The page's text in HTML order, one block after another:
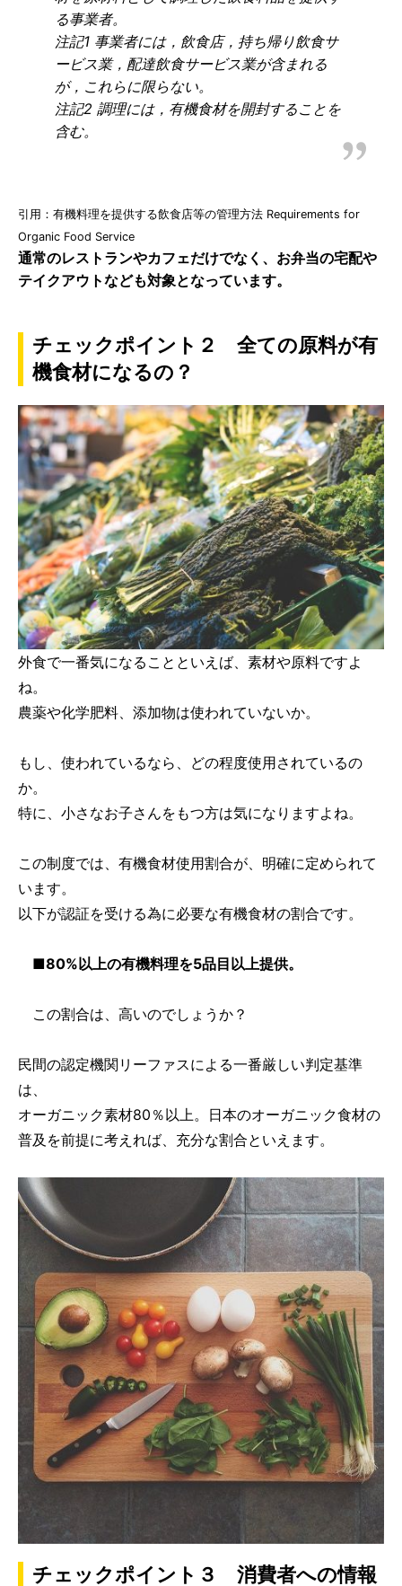
る事業者。
注記1 事業者には，飲食店，持ち帰り飲食サ
ービス業，配達飲食サービス業が含まれる
が，これらに限らない。
注記2 調理には，有機食材を開封することを
含む。
引用：有機料理を提供する飲食店等の管理方法 Requirements for
Organic Food Service
通常のレストランやカフェだけでなく、お弁当の宅配や
テイクアウトなども対象となっています。
チェックポイント２ 全ての原料が有
機食材になるの？
外食で一番気になることといえば、素材や原料ですよ
ね。
農薬や化学肥料、添加物は使われていないか。
もし、使われているなら、どの程度使用されているの
か。
特に、小さなお子さんをもつ方は気になりますよね。
この制度では、有機食材使用割合が、明確に定められて
います。
以下が認証を受ける為に必要な有機食材の割合です。
■80%以上の有機料理を5品目以上提供。
この割合は、高いのでしょうか？
民間の認定機関リーファスによる一番厳しい判定基準
は、
オーガニック素材80％以上。日本のオーガニック食材の
普及を前提に考えれば、充分な割合といえます。
チェックポイント３ 消費者への情報